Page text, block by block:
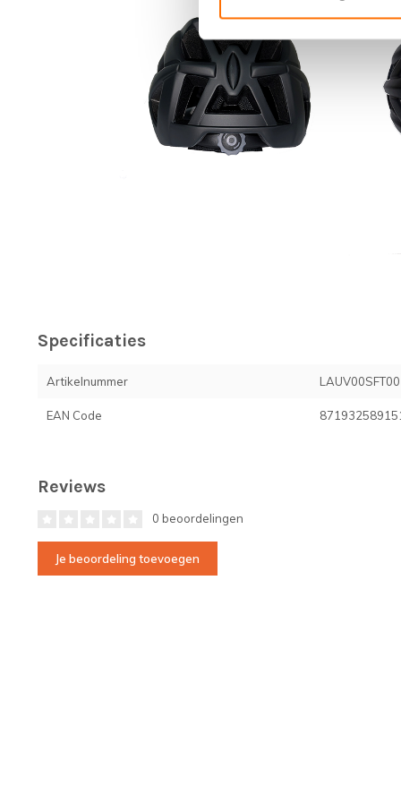
Specificaties
Artikelnummer
EAN Code
Reviews
0 beoordelingen
Je beoordeling toevoegen